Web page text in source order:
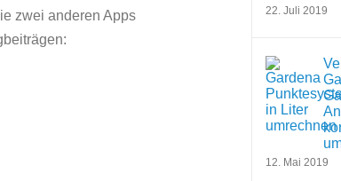
zwei anderen Apps
22. Juli 2019
12. Mai 2019